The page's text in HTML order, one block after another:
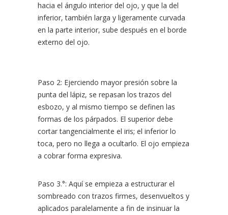
hacia el ángulo interior del ojo, y que la del
inferior, también larga y ligeramente curvada
en la parte interior, sube después en el borde
externo del ojo.
Paso 2: Ejerciendo mayor presión sobre la
punta del lápiz, se repasan los trazos del
esbozo, y al mismo tiempo se definen las
formas de los párpados. El superior debe
cortar tangencialmente el iris; el inferior lo
toca, pero no llega a ocultarlo. El ojo empieza
a cobrar forma expresiva.
Paso 3.°: Aquí se empieza a estructurar el
sombreado con trazos firmes, desenvueltos y
aplicados paralelamente a fin de insinuar la